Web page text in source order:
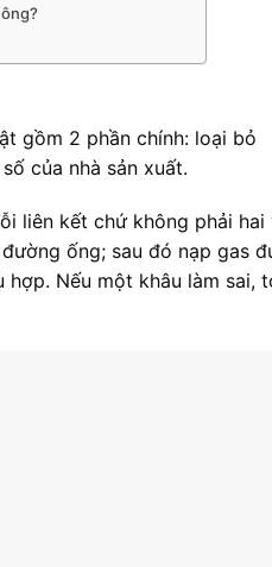
gồm 2 phần chính: loại bỏ
của nhà sản xuất.
liên kết chứ không phải hai
ống; sau đó nạp gas
Nếu một khâu làm sai,